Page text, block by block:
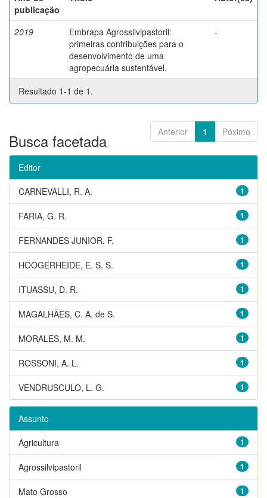
publicação
2019
Embrapa Agrossilvipastoril:
primeiras contribuições para o
desenvolvimento de uma
agropecuária sustentável.
-
Resultado 1-1 de 1.
Anterior 1 Póximo
Busca facetada
Editor
1
CARNEVALLI, R. A.
1
FARIA, G. R.
1
FERNANDES JUNIOR, F.
1
HOOGERHEIDE, E. S. S.
1
ITUASSU, D. R.
1
MAGALHÃES, C. A. de S.
1
MORALES, M. M.
1
ROSSONI, A. L.
1
VENDRUSCULO, L. G.
Assunto
1
Agricultura
1
Agrossilvipastoril
1
Mato Grosso